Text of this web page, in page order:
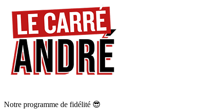
Notre programme de fidélité 😎